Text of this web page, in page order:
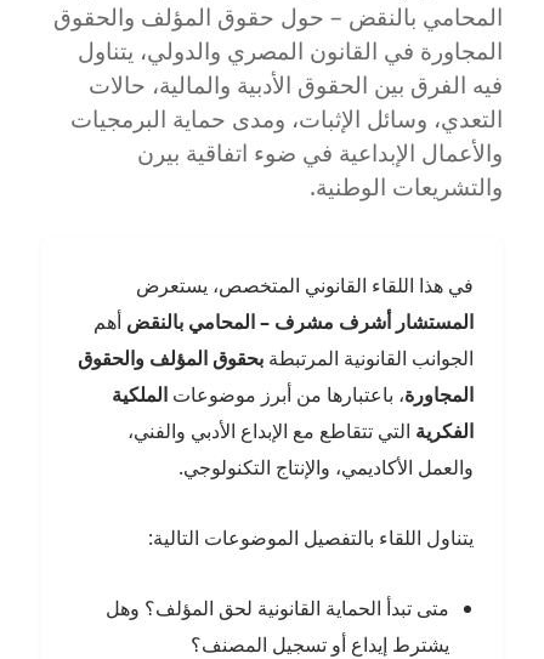
المحامي بالنقض – حول حقوق المؤلف والحقوق
المجاورة في القانون المصري والدولي، يتناول
فيه الفرق بين الحقوق الأدبية والمالية، حالات
التعدي، وسائل الإثبات، ومدى حماية البرمجيات
والأعمال الإبداعية في ضوء اتفاقية بيرن
والتشريعات الوطنية.
في هذا اللقاء القانوني المتخصص، يستعرض
المستشار أشرف مشرف – المحامي بالنقض أهم
الجوانب القانونية المرتبطةبحقوق المؤلف والحقوق
المجاورة، باعتبارها من أبرز موضوعاتالملكية
الفكرية التي تتقاطع مع الإبداع الأدبي والفني،
والعمل الأكاديمي، والإنتاج التكنولوجي.
يتناول اللقاء بالتفصيل الموضوعات التالية:
متى تبدأ الحماية القانونية لحق المؤلف؟ وهل
يشترط إيداع أو تسجيل المصنف؟